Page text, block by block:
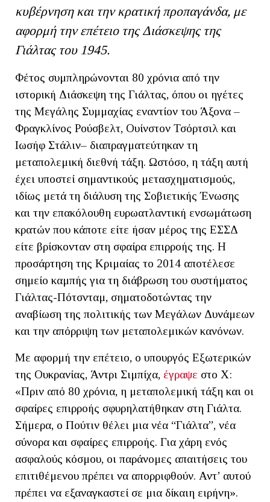
κυβέρνηση και την κρατική προπαγάνδα, με
αφορμή την επέτειο της Διάσκεψης της
Γιάλτας του 1945.
Φέτος συμπληρώνονται 80 χρόνια από την
ιστορική Διάσκεψη της Γιάλτας, όπου οι ηγέτες
της Μεγάλης Συμμαχίας εναντίον του Άξονα –
Φραγκλίνος Ρούσβελτ, Ουίνστον Τσόρτσιλ και
Ιωσήφ Στάλιν– διαπραγματεύτηκαν τη
μεταπολεμική διεθνή τάξη. Ωστόσο, η τάξη αυτή
έχει υποστεί σημαντικούς μετασχηματισμούς,
ιδίως μετά τη διάλυση της Σοβιετικής Ένωσης
και την επακόλουθη ευρωατλαντική ενσωμάτωση
κρατών που κάποτε είτε ήσαν μέρος της ΕΣΣΔ
είτε βρίσκονταν στη σφαίρα επιρροής της. Η
προσάρτηση της Κριμαίας το 2014 αποτέλεσε
σημείο καμπής για τη διάβρωση του συστήματος
Γιάλτας-Πότσνταμ, σηματοδοτώντας την
αναβίωση της πολιτικής των Μεγάλων Δυνάμεων
και την απόρριψη των μεταπολεμικών κανόνων.
Με αφορμή την επέτειο, ο υπουργός Εξωτερικών
της Ουκρανίας, Άντρι Σιμπίχα, έγραψε στο Χ:
«Πριν από 80 χρόνια, η μεταπολεμική τάξη και οι
σφαίρες επιρροής σφυρηλατήθηκαν στη Γιάλτα.
Σήμερα, ο Πούτιν θέλει μια νέα “Γιάλτα”, νέα
σύνορα και σφαίρες επιρροής. Για χάρη ενός
ασφαλούς κόσμου, οι παράνομες απαιτήσεις του
επιτιθέμενου πρέπει να απορριφθούν. Αντ’ αυτού
πρέπει να εξαναγκαστεί σε μια δίκαιη ειρήνη».